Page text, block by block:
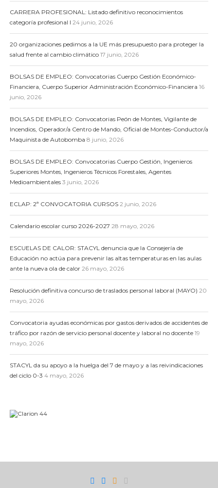
CARRERA PROFESIONAL: Listado definitivo reconocimientos
categoría profesional I 24 junio, 2026
20 organizaciones pedimos a la UE más presupuesto para proteger la
salud frente al cambio climático 17 junio, 2026
BOLSAS DE EMPLEO: Convocatorias Cuerpo Gestión Económico-
Financiera, Cuerpo Superior Administración Económico-Financiera 16
junio, 2026
BOLSAS DE EMPLEO: Convocatorias Peón de Montes, Vigilante de
Incendios, Operador/a Centro de Mando, Oficial de Montes-Conductor/a
Maquinista de Autobomba 8 junio, 2026
BOLSAS DE EMPLEO: Convocatorias Cuerpo Gestión, Ingenieros
Superiores Montes, Ingenieros Técnicos Forestales, Agentes
Medioambientales 3 junio, 2026
ECLAP: 2ª CONVOCATORIA CURSOS 2 junio, 2026
Calendario escolar curso 2026-2027 28 mayo, 2026
ESCUELAS DE CALOR: STACYL denuncia que la Consejería de
Educación no actúa para prevenir las altas temperaturas en las aulas
ante la nueva ola de calor 26 mayo, 2026
Resolución definitiva concurso de traslados personal laboral (MAYO) 20
mayo, 2026
Convocatoria ayudas económicas por gastos derivados de accidentes de
tráfico por razón de servicio personal docente y laboral no docente 19
mayo, 2026
STACYL da su apoyo a la huelga del 7 de mayo y a las reivindicaciones
del ciclo 0-3 4 mayo, 2026